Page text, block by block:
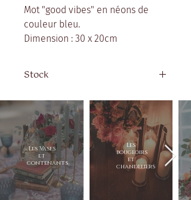
Mot "good vibes" en néons de
couleur bleu.
Dimension : 30 x 20cm
Stock
Quantité disponible : 1
Les Vases
et
contenants
Les
bougeoirs
et
chandeliers